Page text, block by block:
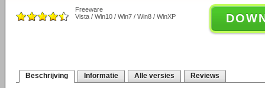
Freeware
Vista / Win10 / Win7 / Win8 / WinXP
Beschrijving Informatie Alle versies Reviews